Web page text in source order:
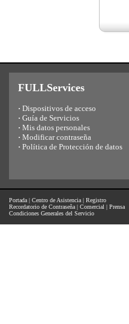
FULLServices
· Dispositivos de acceso
· Guía de Servicios
· Mis datos personales
· Modificar contraseña
· Política de Protección de datos
Portada | Centro de Asistencia | Registro
Recordatorio de Contraseña | Comercial | Prensa
Condiciones Generales del Servicio